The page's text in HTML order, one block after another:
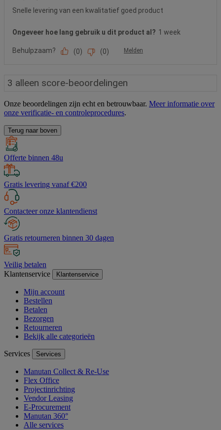
Onze beoordelingen zijn echt en betrouwbaar. Meer informatie over
onze verificatie- en controleprocedures.
Terug naar boven
Offerte binnen 48u
Gratis levering vanaf €200
Contacteer onze klantendienst
Gratis retourneren binnen 30 dagen
Veilig betalen
Klantenservice
Klantenservice
Mijn account
Bestellen
Betalen
Bezorgen
Retourneren
Bekijk alle categorieën
Services Services
Manutan Collect & Re-Use
Flex Office
Projectinrichting
Vendor Leasing
E-Procurement
Manutan 360°
Alle services